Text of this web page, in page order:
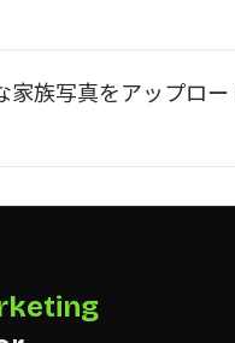
家族写真をアップロー